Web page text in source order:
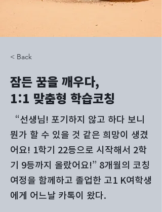
< Back
잠든 꿈을 깨우다,
1:1 맞춤형 학습코칭
“선생님! 포기하지 않고 하다 보니
뭔가 할 수 있을 것 같은 희망이 생겼
어요! 1학기 22등으로 시작해서 2학
기 9등까지 올랐어요!” 8개월의 코칭
여정을 함께하고 졸업한 고1 K여학생
에게 어느날 카톡이 왔다.